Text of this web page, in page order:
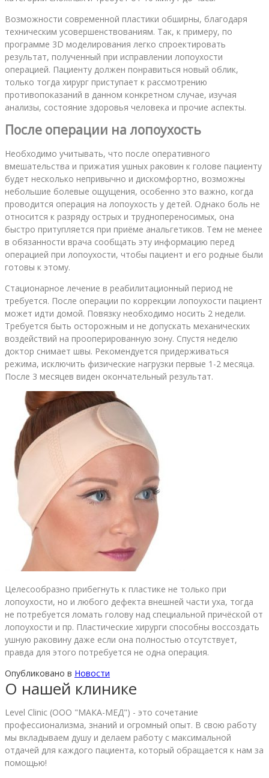
Возможности современной пластики обширны, благодаря
техническим усовершенствованиям. Так, к примеру, по
программе 3D моделирования легко спроектировать
результат, полученный при исправлении лопоухости
операцией. Пациенту должен понравиться новый облик,
только тогда хирург приступает к рассмотрению
противопоказаний в данном конкретном случае, изучая
анализы, состояние здоровья человека и прочие аспекты.
После операции на лопоухость
Необходимо учитывать, что после оперативного
вмешательства и прижатия ушных раковин к голове пациенту
будет несколько непривычно и дискомфортно, возможны
небольшие болевые ощущения, особенно это важно, когда
проводится операция на лопоухость у детей. Однако боль не
относится к разряду острых и труднопереносимых, она
быстро притупляется при приёме анальгетиков. Тем не менее
в обязанности врача сообщать эту информацию перед
операцией при лопоухости, чтобы пациент и его родные были
готовы к этому.
Стационарное лечение в реабилитационный период не
требуется. После операции по коррекции лопоухости пациент
может идти домой. Повязку необходимо носить 2 недели.
Требуется быть осторожным и не допускать механических
воздействий на прооперированную зону. Спустя неделю
доктор снимает швы. Рекомендуется придерживаться
режима, исключить физические нагрузки первые 1-2 месяца.
После 3 месяцев виден окончательный результат.
Целесообразно прибегнуть к пластике не только при
лопоухости, но и любого дефекта внешней части уха, тогда
не потребуется ломать голову над специальной причёской от
лопоухости и пр. Пластические хирурги способны воссоздать
ушную раковину даже если она полностью отсутствует,
правда для этого потребуется не одна операция.
Опубликовано в Новости
О нашей клинике
Level Clinic (ООО "МАКА-МЕД") - это сочетание
профессионализма, знаний и огромный опыт. В свою работу
мы вкладываем душу и делаем работу с максимальной
отдачей для каждого пациента, который обращается к нам за
помощью!